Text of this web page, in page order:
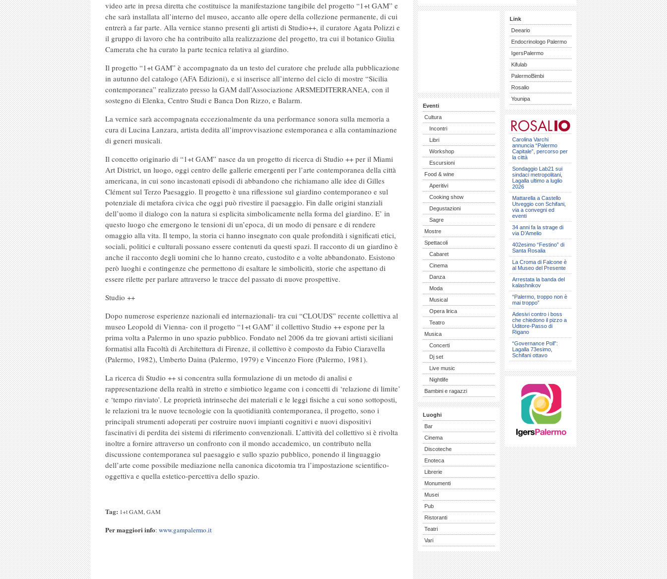
video arte in presa diretta che costituisce la manifestazione tangibile del progetto “1+t GAM” e
che sarà installata all’interno del museo, accanto alle opere della collezione permanente, di cui
entrerà a far parte. Alla vernice stanno presenti gli artisti di Studio++, il curatore Agata Polizzi e
il gruppo di lavoro che ha contribuito alla realizzazione del progetto, tra cui il botanico Giulia
Camerata che ha curato la parte tecnica relativa al giardino.
Il progetto “1+t GAM” è accompagnato da un testo del curatore che prelude alla pubblicazione
in autunno del catalogo (AFA Edizioni), e si inserisce all’interno del ciclo di mostre “Sicilia
contemporanea” realizzato presso la GAM dall’Associazione ARSMEDITERRANEA, con il
sostegno di Elenka, Centro Studi e Banca Don Rizzo, e Balarm.
La vernice sarà accompagnata eccezionalmente da una performance sonora sulla memoria a
cura di Lucina Lanzara, artista dedita all’improvvisazione estemporanea e alla contaminazione
di generi musicali.
Il concetto originario di “1+t GAM” nasce da un progetto di ricerca di Studio ++ per il Miami
Art District, un luogo, oggi centro delle gallerie emergenti per l’arte contemporanea della città
americana, in cui sono incastonati episodi di abbandono che richiamano alle idee di Gilles
Clément sul Terzo Paesaggio. Il progetto è una riflessione sul giardino contemporaneo e sul
potenziale di metafora civica che oggi può rivestire il paesaggio. Fin dalle origini stanziali
dell’uomo il dialogo con la natura si esplicita simbolicamente nella forma del giardino. E’ in
questo luogo che emergono le tensioni di un’epoca, di un modo di pensare e di rendere
omaggio alla vita. Il tempo, la storia ci hanno insegnato con quale profondità i significati etici,
sociali, politici e culturali possano essere contenuti da questi spazi. Il racconto di un giardino è
anche il racconto degli uomini che lo hanno creato, custodito e a volte abbandonato. Esistono
però luoghi e contingenze che permettono di esaltare le simbolicità, storie che aspettano di
essere rilette per parlare attraverso le tracce del passato di nuove prospettive.
Studio ++
Dopo numerose esperienze nazionali ed internazionali- tra cui “CLOUDS” recente collettiva al
museo Leopold di Vienna- con il progetto “1+t GAM” il collettivo Studio ++ espone per la
prima volta a Palermo in uno spazio pubblico. Fondato nel 2006 da tre giovani artisti siciliani
formatisi alla Facoltà di Architettura di Firenze, il collettivo è composto da Fabio Ciaravella
(Palermo, 1982), Umberto Daina (Palermo, 1979) e Vincenzo Fiore (Palermo, 1981).
La ricerca di Studio ++ si concentra sulla formulazione di un metodo di analisi e
rappresentazione della realtà in stretto e simbiotico legame con i concetti di ‘relazione di limite’
e ‘tempo rinviato’. Le proprietà intrinseche dei materiali e le leggi fisiche a cui sono sottoposti,
le relazioni tra le nuove tecnologie con la quotidianità contemporanea, il progetto, sono i
principali strumenti adoperati per costruire nuovi impianti cognitivi e nuovi dispositivi
fascinativi di perdita dei sistemi di riferimento convenzionali. L’attività del collettivo si è rivolta
inoltre a fornire attraverso un confronto con il mondo accademico, un contributo nella
discussione contemporanea sul paesaggio e sullo spazio pubblico, ponendo il linguaggio
dell’arte come possibile mediazione nella canonica dicotomia tra l’impostazione scientifico-
oggettiva e quella estetico-percettiva dello spazio.
Tag: 1+t GAM,GAM
Per maggiori info: www.gampalermo.it
Eventi
Cultura
Incontri
Libri
Workshop
Escursioni
Food & wine
Aperitivi
Cooking show
Degustazioni
Sagre
Mostre
Spettacoli
Cabaret
Cinema
Danza
Moda
Musical
Opera lirica
Teatro
Musica
Concerti
Dj set
Live music
Nightlife
Bambini e ragazzi
Luoghi
Bar
Cinema
Discoteche
Enoteca
Librerie
Monumenti
Musei
Pub
Ristoranti
Teatri
Vari
Link
Deeario
Endocrinologo Palermo
IgersPalermo
Kifulab
PalermoBimbi
Rosalio
Younipa
Carolina Varchi
annuncia “Palermo
Capitale”, percorso per
la città
Sondaggio Lab21 sui
sindaci metropolitani,
Lagalla ultimo a luglio
2026
Mattarella a Castello
Utveggio con Schifani,
via a convegni ed
eventi
34 anni fa la strage di
via D’Amelio
402esimo “Festino” di
Santa Rosalia
La Croma di Falcone è
al Museo del Presente
Arrestata la banda del
kalashnikov
“Palermo, troppo non è
mai troppo”
Adesivi contro i boss
che chiedono il pizzo a
Uditore-Passo di
Rigano
“Governance Poll”:
Lagalla 73esimo,
Schifani ottavo